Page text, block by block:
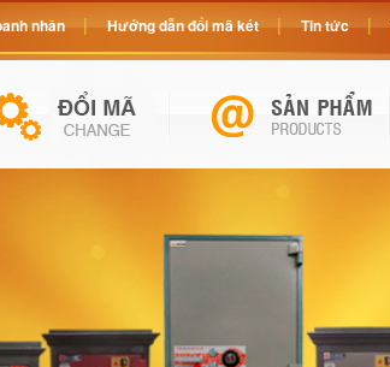
nhân Hướng dẫn đổi mã két Tin tức